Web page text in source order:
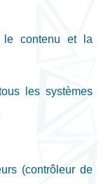
le contenu et la
les systèmes
(contrôleur de